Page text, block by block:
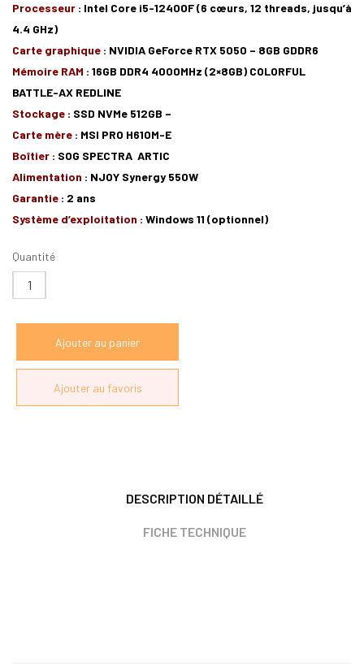
Processeur : Intel Core i5-12400F (6 cœurs, 12 threads, jusqu’à
4.4 GHz)
Carte graphique : NVIDIA GeForce RTX 5050 – 8GB GDDR6
Mémoire RAM : 16GB DDR4 4000MHz (2×8GB) COLORFUL
BATTLE-AX REDLINE
Stockage : SSD NVMe 512GB –
Carte mère : MSI PRO H610M-E
Boîtier : SOG SPECTRA ARTIC
Alimentation : NJOY Synergy 550W
Garantie : 2 ans
Système d’exploitation : Windows 11 (optionnel)
Quantité
DESCRIPTION DÉTAILLÉ
FICHE TECHNIQUE